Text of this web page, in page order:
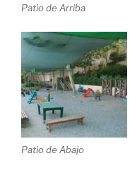
Patio de Arriba
Patio de Abajo